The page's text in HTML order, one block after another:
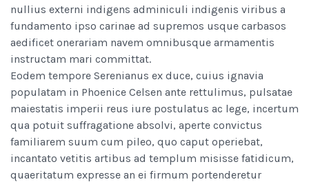
nullius externi indigens adminiculi indigenis viribus a
fundamento ipso carinae ad supremos usque carbasos
aedificet onerariam navem omnibusque armamentis
instructam mari committat.
Eodem tempore Serenianus ex duce, cuius ignavia
populatam in Phoenice Celsen ante rettulimus, pulsatae
maiestatis imperii reus iure postulatus ac lege, incertum
qua potuit suffragatione absolvi, aperte convictus
familiarem suum cum pileo, quo caput operiebat,
incantato vetitis artibus ad templum misisse fatidicum,
quaeritatum expresse an ei firmum portenderetur